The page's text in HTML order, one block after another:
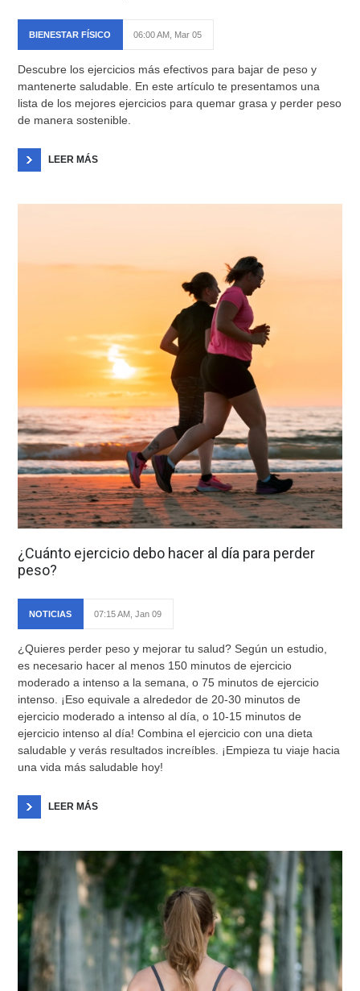
BIENESTAR FÍSICO 06:00 AM, Mar 05
Descubre los ejercicios más efectivos para bajar de peso y
mantenerte saludable. En este artículo te presentamos una
lista de los mejores ejercicios para quemar grasa y perder peso
de manera sostenible.
LEER MÁS
¿Cuánto ejercicio debo hacer al día para perder
peso?
NOTICIAS 07:15 AM, Jan 09
¿Quieres perder peso y mejorar tu salud? Según un estudio,
es necesario hacer al menos 150 minutos de ejercicio
moderado a intenso a la semana, o 75 minutos de ejercicio
intenso. ¡Eso equivale a alrededor de 20-30 minutos de
ejercicio moderado a intenso al día, o 10-15 minutos de
ejercicio intenso al día! Combina el ejercicio con una dieta
saludable y verás resultados increíbles. ¡Empieza tu viaje hacia
una vida más saludable hoy!
LEER MÁS